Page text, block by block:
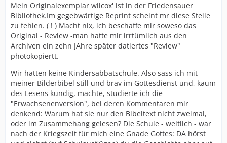
Mein Originalexemplar wilcox' ist in der Friedensauer
Bibliothek.Im gegebwärtige Reprint scheint mr diese Stelle
zu fehlen. ( ! ) Macht nix, ich beschaffe mir soweso das
Original - Review -man hatte mir irrtümlich aus den
Archiven ein zehn JAhre später datiertes "Review"
photokopiertt.
Wir hatten keine Kindersabbatschule. Also sass ich mit
meiner Bilderbibel still und brav im Gottesdienst und, kaum
des Lesens kundig, machte, studierte ich die
"Erwachsenenversion", bei deren Kommentaren mir
denkend: Warum hat sie nur den Bibeltext nicht zweimal,
oder im Zusammehang gelesen? Die Schule - weltlich - war
nach der Kriegszeit für mich eine Gnade Gottes: DA hörst